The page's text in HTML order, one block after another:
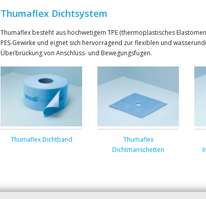
Thumaflex Dichtsystem
Thumaflex besteht aus hochwetigem TPE (thermoplastisches
PES-Gewirke und eignet sich hervorragend zur flexiblen und
Überbrückung von Anschluss- und Bewegungsfugen.
Thumaflex Dichtband
Thumaflex
Dichtmanschetten